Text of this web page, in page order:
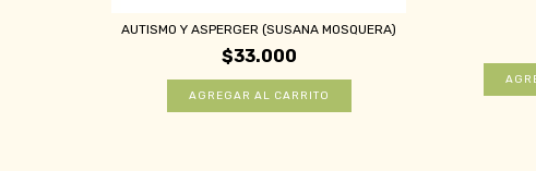
AUTISMO Y ASPERGER (SUSANA MOSQUERA)
$33.000